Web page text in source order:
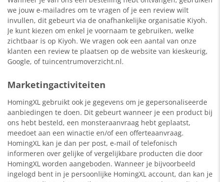
we jouw e-mailadres om te vragen of je een review wilt
invullen, dit gebeurt via de onafhankelijke organisatie Kiyoh.
Je kunt kiezen om enkel je voornaam te gebruiken, welke
zichtbaar is op Kiyoh. We vragen ook een aantal van onze
klanten een review te plaatsen op de website van kieskeurig,
Google, of tuincentrumoverzicht.nl.
Marketingactiviteiten
HomingXL gebruikt ook je gegevens om je gepersonaliseerde
aanbiedingen te doen. Dit gebeurt wanneer je een product bij
ons hebt besteld, een monsteraanvraag hebt geplaatst,
meedoet aan een winactie en/of een offerteaanvraag.
HomingXL kan je dan per post, e-mail of telefonisch
informeren over gelijke of vergelijkbare producten die door
HomingXL worden aangeboden. Wanneer je bijvoorbeeld
ingelogd bent in je persoonlijke HomingXL account, dan kan je